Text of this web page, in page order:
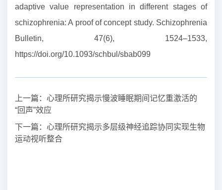
adaptive value representation in different stages of
schizophrenia: A proof of concept study. Schizophrenia
Bulletin, 47(6), 1524–1533,
https://doi.org/10.1093/schbul/sbab099
上一篇： 心理所研究揭示慢波睡眠期间记忆重激活的
“回声”效应
下一篇： 心理所研究揭示多层级神经追踪协同实现生物
运动视听整合